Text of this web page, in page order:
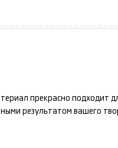
прекрасно подходит
результатом вашего